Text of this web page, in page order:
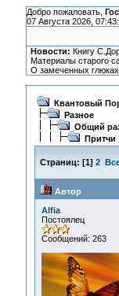
Добро пожаловать,
07 Августа 2026,
Новости: Книгу
Материалы старого
О замеченных
Квантовый
Разное
Общий
Притчи
Страниц: [1] 2
Автор
Alfia
Постоялец
Сообщений: 263